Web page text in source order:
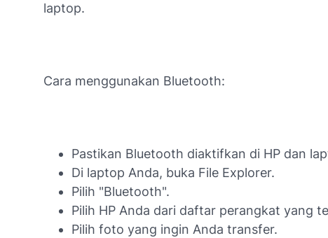
laptop.
Cara menggunakan Bluetooth:
Pastikan Bluetooth diaktifkan di HP dan
Di laptop Anda, buka File Explorer.
Pilih "Bluetooth".
Pilih HP Anda dari daftar perangkat yang
Pilih foto yang ingin Anda transfer.